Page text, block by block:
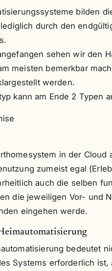
bilden
durch den
sehen wir den
meisten bemerkbar
werden.
kann am Ende 2 Typen
in der
zumeist egal
auch die selben
die jeweiligen Vor- und
eingehen werde.
bedeutet
Systems erforderlich